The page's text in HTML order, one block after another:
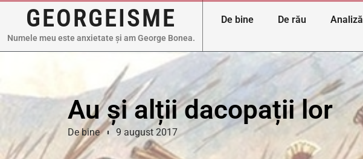
GEORGEISME
Numele meu este anxietate și am George Bonea.
De bine De rău Analiză
Au și alții dacopații lor
De bine 9 august 2017